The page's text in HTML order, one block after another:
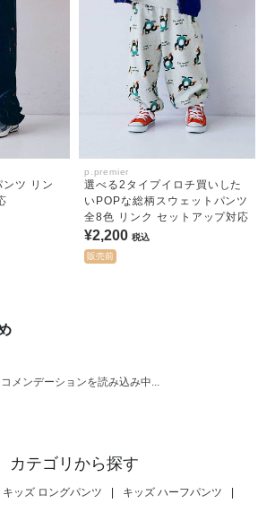
ンツ リン
p.premier
選べる2タイプイロチ買いした
いPOPな総柄スウェットパンツ
全8色 リンク セットアップ対応
¥2,200 税込
販売前
メンデーションを読み込み中...
カテゴリから探す
キッズ ロングパンツ キッズ ハーフパンツ